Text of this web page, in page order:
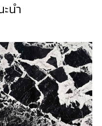
นำ